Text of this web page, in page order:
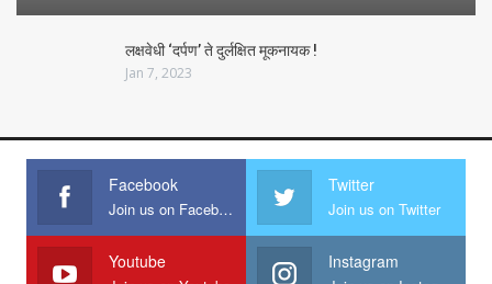
लक्षवेधी ‘दर्पण’ ते दुर्लक्षित मूकनायक !
Jan 7, 2023
Facebook
Join us on Facebook
Twitter
Join us on Twitter
Youtube Instagram